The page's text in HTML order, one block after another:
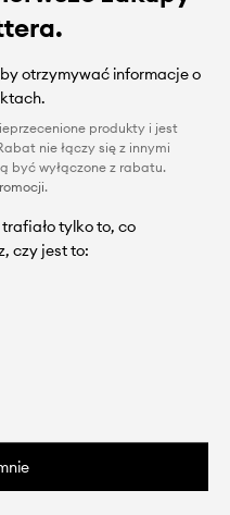
otrzymywać informacje o
produkty i jest
nie łączy się z innymi
być wyłączone z rabatu.
.
tylko to, co
czy jest to: